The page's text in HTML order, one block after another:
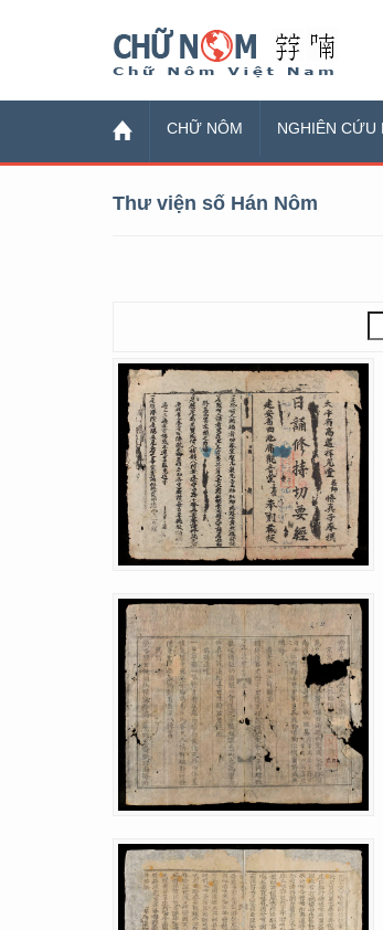
CHỮ NÔM NGHIÊN CỨU
Thư viện số Hán Nôm